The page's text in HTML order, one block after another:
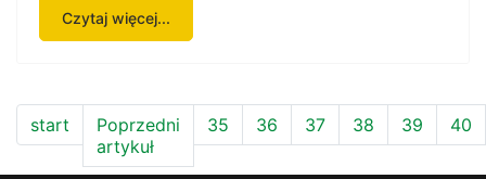
Czytaj więcej...
start
Poprzedni
artykuł
35 36 37 38 39 40